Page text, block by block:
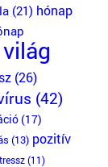
(21) hónap
(26)
(42)
(17)
(13) pozitív
(11)